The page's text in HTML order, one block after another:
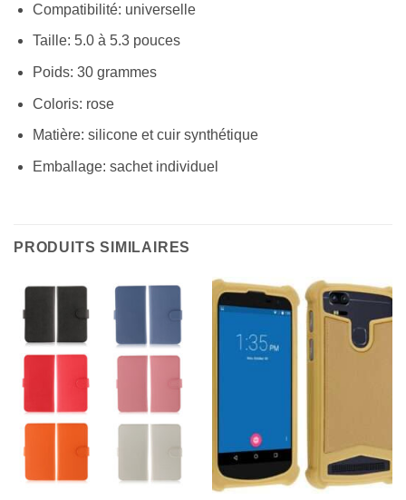
Compatibilité: universelle
Taille: 5.0 à 5.3 pouces
Poids: 30 grammes
Coloris: rose
Matière: silicone et cuir synthétique
Emballage: sachet individuel
PRODUITS SIMILAIRES